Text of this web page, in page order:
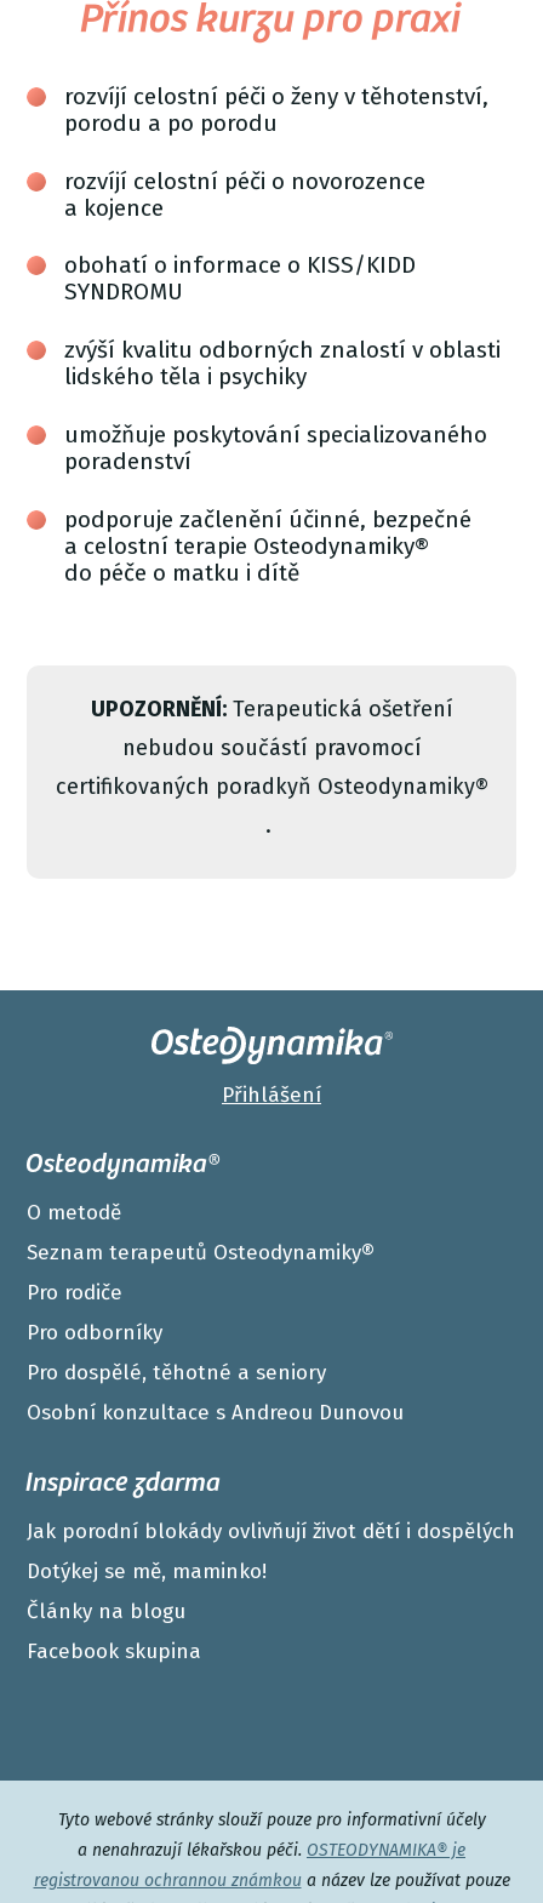
Přínos kurzu pro praxi
rozvíjí celostní péči o ženy v těhotenství,
porodu a po porodu
rozvíjí celostní péči o novorozence
a kojence
obohatí o informace o KISS/KIDD
SYNDROMU
zvýší kvalitu odborných znalostí v oblasti
lidského těla i psychiky
umožňuje poskytování specializovaného
poradenství
podporuje začlenění účinné, bezpečné
a celostní terapie Osteodynamiky®
do péče o matku i dítě
UPOZORNĚNÍ:Terapeutická ošetření
nebudou součástí pravomocí
certifikovaných poradkyň Osteodynamiky®
.
Přihlášení
Osteodynamika®
O metodě
Seznam terapeutů Osteodynamiky®
Pro rodiče
Pro odborníky
Pro dospělé, těhotné a seniory
Osobní konzultace s Andreou Dunovou
Inspirace zdarma
Jak porodní blokády ovlivňují život dětí i dospělých
Dotýkej se mě, maminko!
Články na blogu
Facebook skupina
Tyto webové stránky slouží pouze pro informativní účely
a nenahrazují lékařskou péči. OSTEODYNAMIKA® je
registrovanou ochrannou známkoua název lze používat pouze